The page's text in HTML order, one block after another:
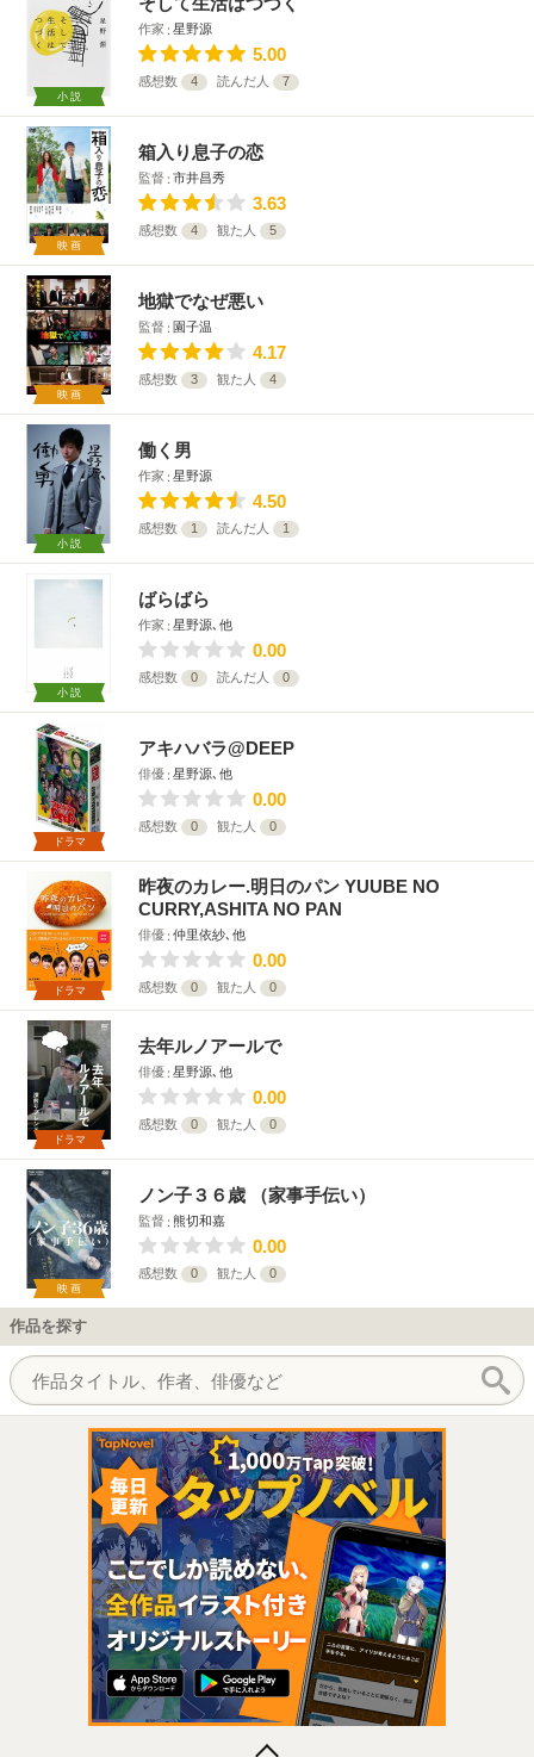
小説
作家 星野源
5.00
感想数 4 読んだ人 7
映画
箱入り息子の恋
監督 市井昌秀
3.63
感想数 4 観た人 5
映画
地獄でなぜ悪い
監督 園子温
4.17
感想数 3 観た人 4
小説
働く男
作家 星野源
4.50
感想数 1 読んだ人 1
小説
ばらばら
作家 星野源､他
0.00
感想数 0 読んだ人 0
ドラマ
アキハバラ@DEEP
俳優 星野源､他
0.00
感想数 0 観た人 0
ドラマ
昨夜のカレー.明日のパン YUUBE NO
CURRY,ASHITA NO PAN
俳優 仲里依紗､他
0.00
感想数 0 観た人 0
ドラマ
去年ルノアールで
俳優 星野源､他
0.00
感想数 0 観た人 0
映画
ノン子３６歳 （家事手伝い）
監督 熊切和嘉
0.00
感想数 0 観た人 0
作品を探す